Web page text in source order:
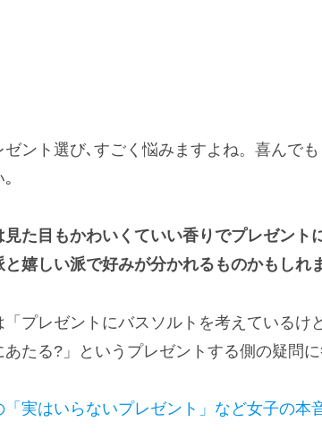
ント選び､すごく悩みますよね。喜んで
た目もかわいくていい香りでプレゼント
嬉しい派で好みが分かれるものかもしれ
「プレゼントにバスソルトを考えているけ
あたる?」というプレゼントする側の疑問
「実はいらないプレゼント」など女子の本